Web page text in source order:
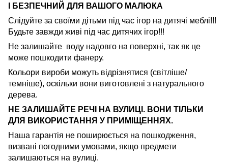
І БЕЗПЕЧНИЙ ДЛЯ ВАШОГО МАЛЮКА
Слідуйте за своїми дітьми під час ігор на дитячі меблі!!!
Будьте завжди живі під час дитячих ігор!!!
Не залишайте воду надовго на поверхні, так як це
може пошкодити фанеру.
Кольори вироби можуть відрізнятися (світліше/
темніше), оскільки вони виготовлені з натурального
дерева.
НЕ ЗАЛИШАЙТЕ РЕЧІ НА ВУЛИЦІ. ВОНИ ТІЛЬКИ
ДЛЯ ВИКОРИСТАННЯ У ПРИМІЩЕННЯХ.
Наша гарантія не поширюється на пошкодження,
визвані погодними умовами, якщо предмети
залишаються на вулиці.